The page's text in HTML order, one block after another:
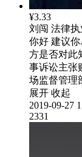
¥3.33
刘闯 法律
你好 建议
方是否对此
事诉讼主张
场监督管理
展开 收起
2019-09-27
2331